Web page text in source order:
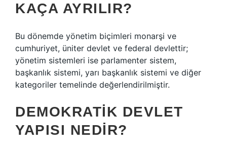
KAÇA AYRILIR?
Bu dönemde yönetim biçimleri monarşi ve
cumhuriyet, üniter devlet ve federal devlettir;
yönetim sistemleri ise parlamenter sistem,
başkanlık sistemi, yarı başkanlık sistemi ve diğer
kategoriler temelinde değerlendirilmiştir.
DEMOKRATIK DEVLET
YAPISI NEDIR?